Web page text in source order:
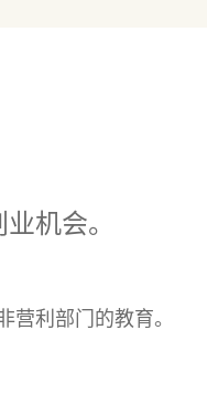
机会。
营利部门的教育。